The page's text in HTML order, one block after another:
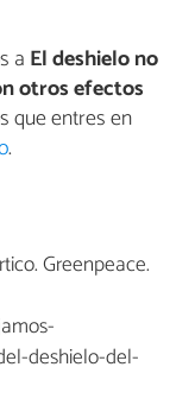
a El deshielo no
otros efectos
que entres en
.
Greenpeace.
deshielo-del-